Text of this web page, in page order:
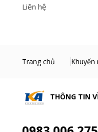
Liên hệ
Trang chủ Khuyến
THÔNG TIN